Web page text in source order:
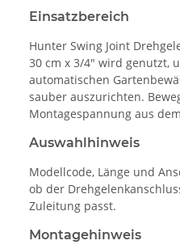
Einsatzbereich
Hunter Swing Joint
30 cm x 3/4" wird genutzt,
automatischen
sauber auszurichten.
Montagespannung aus
Auswahlhinweis
Modellcode, Länge und
ob der
Zuleitung passt.
Montagehinweis